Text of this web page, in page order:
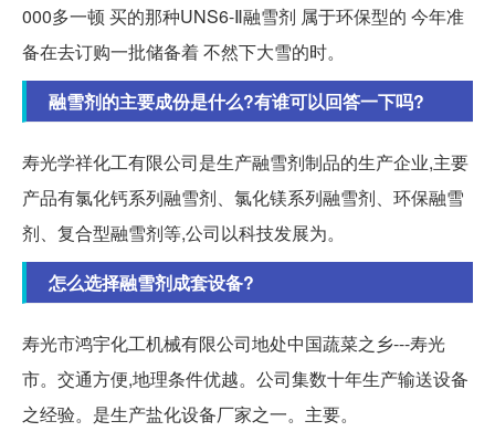
000多一顿 买的那种UNS6-Ⅱ融雪剂 属于环保型的 今年准
备在去订购一批储备着 不然下大雪的时。
融雪剂的主要成份是什么?有谁可以回答一下吗?
寿光学祥化工有限公司是生产融雪剂制品的生产企业,主要
产品有氯化钙系列融雪剂、氯化镁系列融雪剂、环保融雪
剂、复合型融雪剂等,公司以科技发展为。
怎么选择融雪剂成套设备?
寿光市鸿宇化工机械有限公司地处中国蔬菜之乡---寿光
市。交通方便,地理条件优越。公司集数十年生产输送设备
之经验。是生产盐化设备厂家之一。主要。